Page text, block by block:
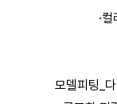
·
모델피팅_